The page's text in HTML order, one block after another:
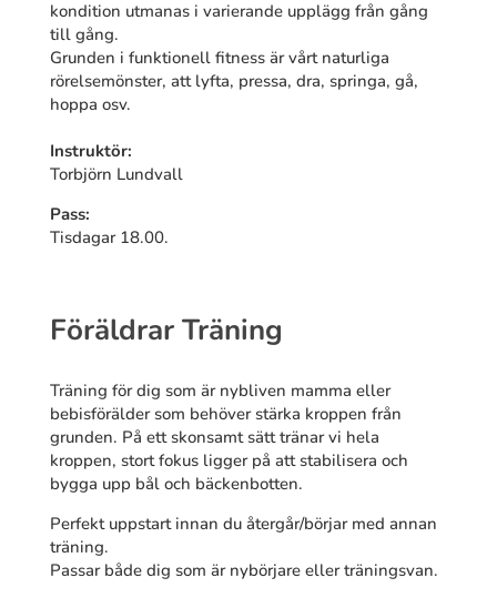
kondition utmanas i varierande upplägg från gång
till gång.
Grunden i funktionell fitness är vårt naturliga
rörelsemönster, att lyfta, pressa, dra, springa, gå,
hoppa osv.
Instruktör:
Torbjörn Lundvall
Pass:
Tisdagar 18.00.
Föräldrar Träning
Träning för dig som är nybliven mamma eller
bebisförälder som behöver stärka kroppen från
grunden. På ett skonsamt sätt tränar vi hela
kroppen, stort fokus ligger på att stabilisera och
bygga upp bål och bäckenbotten.
Perfekt uppstart innan du återgår/börjar med annan
träning.
Passar både dig som är nybörjare eller träningsvan.